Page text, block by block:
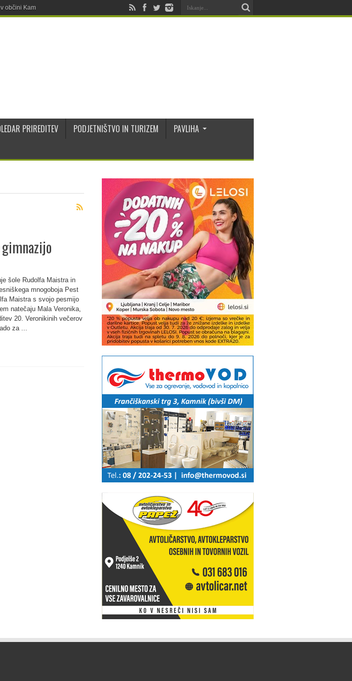
občini Kamnik
PRIREDITEV PODJETNIŠTVO IN TURIZEM
PAVLIHA
šole Rudolfa Maistra in
mnogoboja Pest
Maistra s svojo pesmijo
natečaju Mala Veronika,
20. Veronikinih večerov
za ...